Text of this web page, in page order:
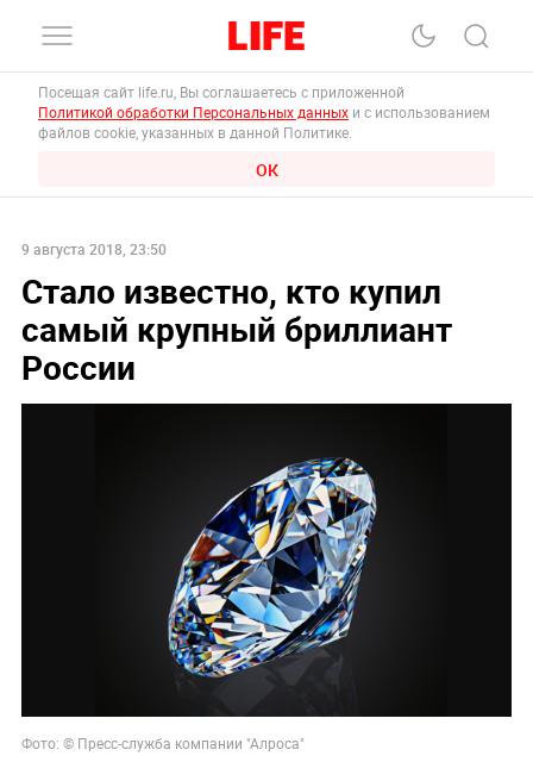
Посещая сайт life.ru, Вы соглашаетесь с приложенной
Политикой обработки Персональных данных и с использованием
файлов cookie, указанных в данной Политике.
ОК
9 августа 2018, 23:50
Стало известно, кто купил
самый крупный бриллиант
России
Фото: © Пресс-служба компании "Алроса"